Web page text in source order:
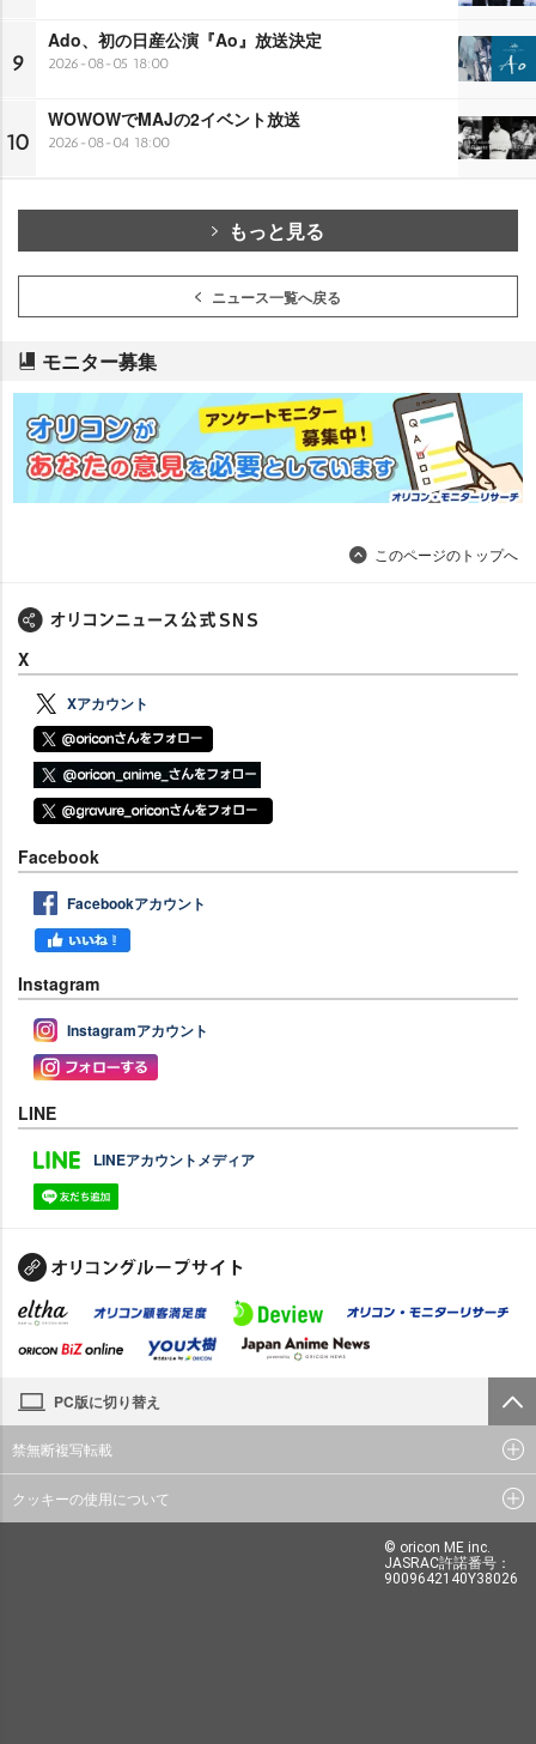
9
Ado、初の日産公演『Ao』放送決定
2026-08-05 18:00
10
WOWOWでMAJの2イベント放送
2026-08-04 18:00
もっと見る
ニュース一覧へ戻る
モニター募集
このページのトップへ
X
Xアカウント
Facebook
Facebookアカウント
Instagram
Instagramアカウント
LINE
LINEアカウントメディア
PC版に切り替え
禁無断複写転載
クッキーの使用について
© oricon ME inc.
JASRAC許諾番号：
9009642140Y38026